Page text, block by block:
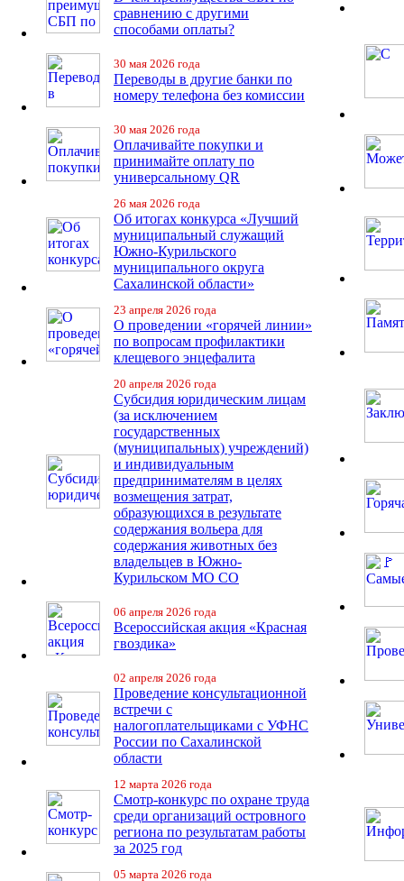
сравнению с другими
способами оплаты?
30 мая 2026 года
Переводы в другие банки по
номеру телефона без комиссии
30 мая 2026 года
Оплачивайте покупки и
принимайте оплату по
универсальному QR
26 мая 2026 года
Об итогах конкурса «Лучший
муниципальный служащий
Южно-Курильского
муниципального округа
Сахалинской области»
23 апреля 2026 года
О проведении «горячей линии»
по вопросам профилактики
клещевого энцефалита
20 апреля 2026 года
Субсидия юридическим лицам
(за исключением
государственных
(муниципальных) учреждений)
и индивидуальным
предпринимателям в целях
возмещения затрат,
образующихся в результате
содержания вольера для
содержания животных без
владельцев в Южно-
Курильском МО СО
06 апреля 2026 года
Всероссийская акция «Красная
гвоздика»
02 апреля 2026 года
Проведение консультационной
встречи с
налогоплательщиками с УФНС
России по Сахалинской
области
12 марта 2026 года
Смотр-конкурс по охране труда
среди организаций островного
региона по результатам работы
за 2025 год
05 марта 2026 года